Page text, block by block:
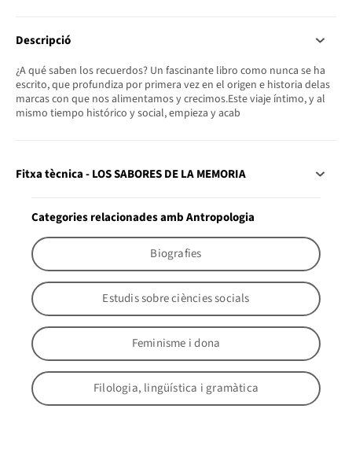
Descripció
¿A qué saben los recuerdos? Un fascinante libro como nunca se ha
escrito, que profundiza por primera vez en el origen e historia delas
marcas con que nos alimentamos y crecimos.Este viaje íntimo, y al
mismo tiempo histórico y social, empieza y acab
Fitxa tècnica - LOS SABORES DE LA MEMORIA
Categories relacionades amb Antropologia
Biografies
Estudis sobre ciències socials
Feminisme i dona
Filologia, lingüística i gramàtica